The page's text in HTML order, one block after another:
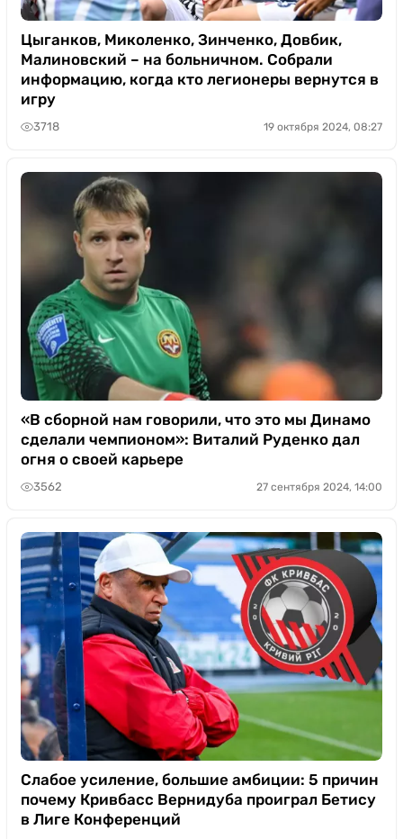
Цыганков, Миколенко, Зинченко, Довбик,
Малиновский – на больничном. Собрали
информацию, когда кто легионеры вернутся в
игру
3718 19 октября 2024, 08:27
«В сборной нам говорили, что это мы Динамо
сделали чемпионом»: Виталий Руденко дал
огня о своей карьере
3562 27 сентября 2024, 14:00
Слабое усиление, большие амбиции: 5 причин
почему Кривбасс Вернидуба проиграл Бетису
в Лиге Конференций